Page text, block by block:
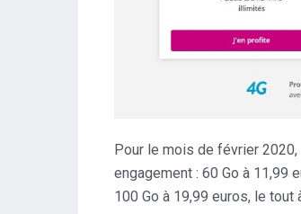
Pour le mois de février
engagement : 60 Go à 11,99
100 Go à 19,99 euros, le